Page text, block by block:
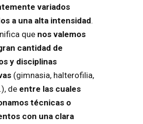
variados
a una alta intensidad.
que nos valemos
cantidad de
y disciplinas
(gimnasia, halterofilia,
de entre las cuales
técnicas o
con una clara